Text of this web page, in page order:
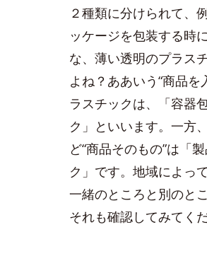
２種類に分けられて、
ッケージを包装する時
な、薄い透明のプラス
よね？ああいう“商品を
ラスチックは、「容器
ク」といいます。一方
ど“商品そのもの”は「
ク」です。地域によっ
一緒のところと別のと
それも確認してみてくだ